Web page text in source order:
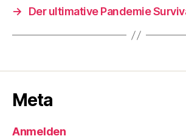
→
Der ultimative Pandemie
Meta
Anmelden